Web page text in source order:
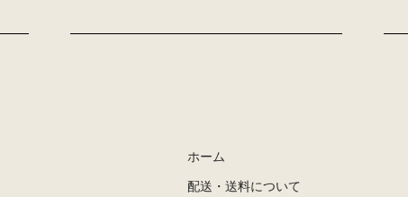
ホーム
配送・送料について